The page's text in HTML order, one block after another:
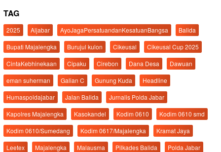
TAG
2025 Aljabar AyoJagaPersatuandanKesatuanBangsa
Balida
Bupati Majalengka
Burujul kulon Cikeusal
Cikeusal Cup 2025
CintaKebhinekaan
Cipaku Cirebon Dana Desa
Dawuan
eman suherman
Galian C Gunung Kuda
Headline
Humaspoldajabar
Jalan Balida
Jurnalis Polda Jabar
Kapolres Majalengka
Kasokandel Kodim 0610
Kodim 0610 smd
Kodim 0610/Sumedang
Kodim 0617/Majalengka
Kramat Jaya
Leetex
Majalengka Malausma Pilkades Balida
Polda Jabar